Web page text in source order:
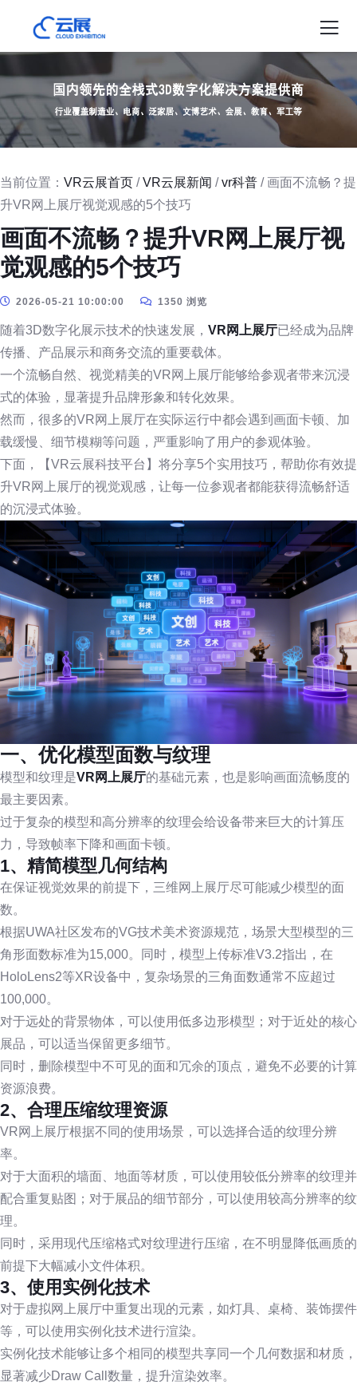
当前位置： VR云展首页 /VR云展新闻 /vr科普 / 画面不流畅？提
升VR网上展厅视觉观感的5个技巧
画面不流畅？提升VR网上展厅视
觉观感的5个技巧
2026-05-21 10:00:00 1350 浏览
随着3D数字化展示技术的快速发展， VR网上展厅已经成为品牌
传播、产品展示和商务交流的重要载体。
一个流畅自然、视觉精美的VR网上展厅能够给参观者带来沉浸
式的体验，显著提升品牌形象和转化效果。
然而，很多的VR网上展厅在实际运行中都会遇到画面卡顿、加
载缓慢、细节模糊等问题，严重影响了用户的参观体验。
下面，【VR云展科技平台】将分享5个实用技巧，帮助你有效提
升VR网上展厅的视觉观感，让每一位参观者都能获得流畅舒适
的沉浸式体验。
一、优化模型面数与纹理
模型和纹理是VR网上展厅的基础元素，也是影响画面流畅度的
最主要因素。
过于复杂的模型和高分辨率的纹理会给设备带来巨大的计算压
力，导致帧率下降和画面卡顿。
1、精简模型几何结构
在保证视觉效果的前提下，三维网上展厅尽可能减少模型的面
数。
根据UWA社区发布的VG技术美术资源规范，场景大型模型的三
角形面数标准为15,000。同时，模型上传标准V3.2指出，在
HoloLens2等XR设备中，复杂场景的三角面数通常不应超过
100,000。
对于远处的背景物体，可以使用低多边形模型；对于近处的核心
展品，可以适当保留更多细节。
同时，删除模型中不可见的面和冗余的顶点，避免不必要的计算
资源浪费。
2、合理压缩纹理资源
VR网上展厅根据不同的使用场景，可以选择合适的纹理分辨
率。
对于大面积的墙面、地面等材质，可以使用较低分辨率的纹理并
配合重复贴图；对于展品的细节部分，可以使用较高分辨率的纹
理。
同时，采用现代压缩格式对纹理进行压缩，在不明显降低画质的
前提下大幅减小文件体积。
3、使用实例化技术
对于虚拟网上展厅中重复出现的元素，如灯具、桌椅、装饰摆件
等，可以使用实例化技术进行渲染。
实例化技术能够让多个相同的模型共享同一个几何数据和材质，
显著减少Draw Call数量，提升渲染效率。